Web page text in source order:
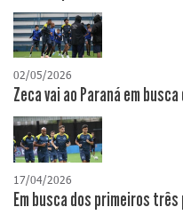
02/05/2026
Zeca vai ao Paraná em
17/04/2026
​Em busca dos primeiros